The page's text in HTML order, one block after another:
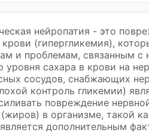
нейропатия - это
крови (гипергликемия),
и проблемам, связанным с
уровня сахара в крови на
сосудов, снабжающих
контроль гликемии)
повреждение
в организме, такой
дополнительным